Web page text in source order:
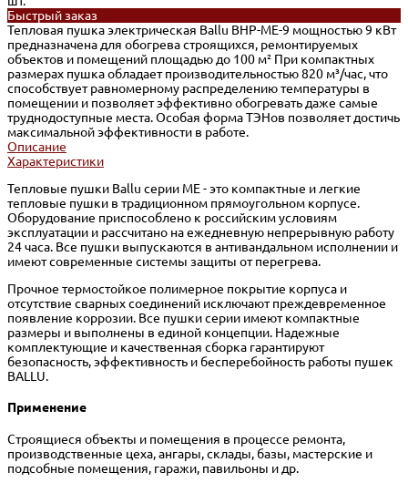
Быстрый заказ
Тепловая пушка электрическая Ballu BHP-ME-9 мощностью 9 кВт
предназначена для обогрева строящихся, ремонтируемых
объектов и помещений площадью до 100 м² При компактных
размерах пушка обладает производительностью 820 м³/час, что
способствует равномерному распределению температуры в
помещении и позволяет эффективно обогревать даже самые
труднодоступные места. Особая форма ТЭНов позволяет достичь
максимальной эффективности в работе.
Описание
Характеристики
Тепловые пушки Ballu серии ME - это компактные и легкие
тепловые пушки в традиционном прямоугольном корпусе.
Оборудование приспособлено к российским условиям
эксплуатации и рассчитано на ежедневную непрерывную работу
24 часа. Все пушки выпускаются в антивандальном исполнении и
имеют современные системы защиты от перегрева.
Прочное термостойкое полимерное покрытие корпуса и
отсутствие сварных соединений исключают преждевременное
появление коррозии. Все пушки серии имеют компактные
размеры и выполнены в единой концепции. Надежные
комплектующие и качественная сборка гарантируют
безопасность, эффективность и бесперебойность работы пушек
BALLU.
Применение
Строящиеся объекты и помещения в процессе ремонта,
производственные цеха, ангары, склады, базы, мастерские и
подсобные помещения, гаражи, павильоны и др.